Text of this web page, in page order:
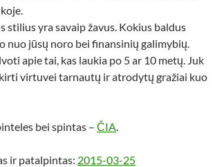
stilius yra savaip žavus. Kokius baldus
nuo jūsų noro bei finansinių galimybių.
apie tai, kas laukia po 5 ar 10 metų. Juk
virtuvei tarnautų ir atrodytų gražiai kuo
bei spintas – ČIA.
ir patalpintas: 2015-03-25